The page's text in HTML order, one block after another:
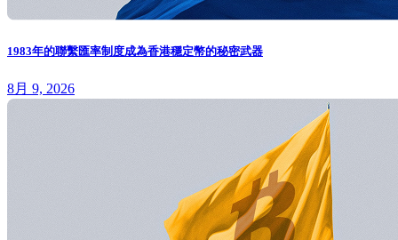
1983年的聯繫匯率制度成為香港穩定幣的秘密武器
8月 9, 2026